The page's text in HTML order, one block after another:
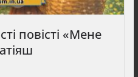
повісті «Мене